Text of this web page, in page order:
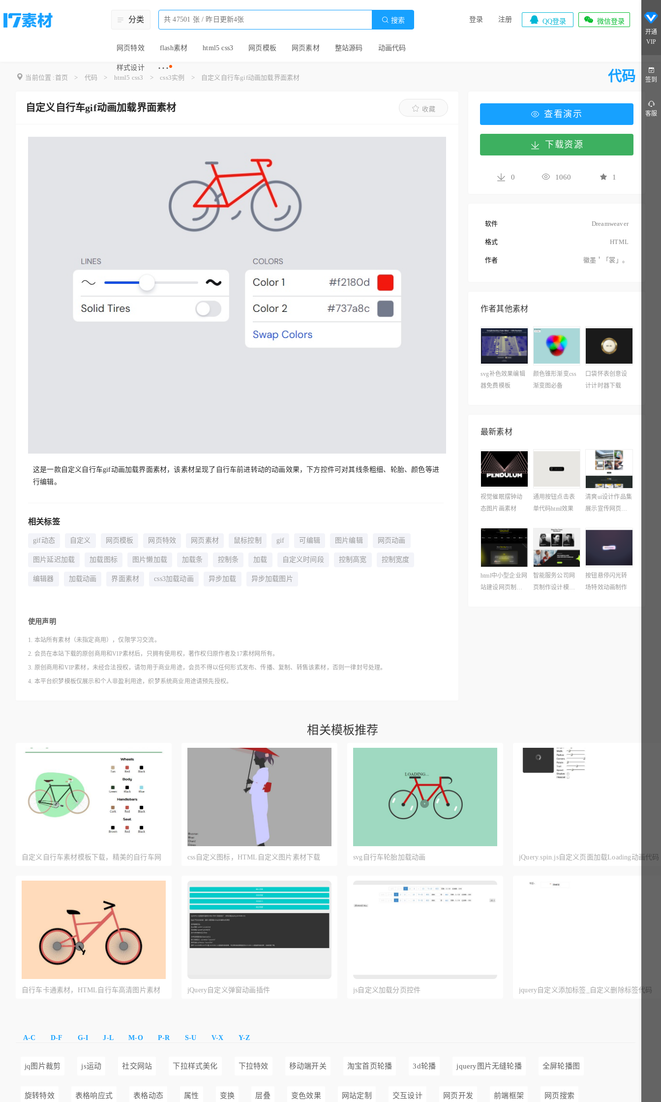
分类  搜索
网页特效 flash素材 html5 css3 网页模板 网页素材 整站源码 动画代码
样式设计 ···
登录 注册  QQ登录  微信登录
当前位置 :首页 > 代码 > html5 css3 > css3实例 > 自定义自行车gif动画加载界面素材 代码
自定义自行车gif动画加载界面素材 收藏
这是一款自定义自行车gif动画加载界面素材，该素材呈现了自行车前进转动的动画效果，下方控件可对其线条粗细、轮胎、颜色等进
行编辑。
相关标签
gif动态 自定义 网页模板 网页特效 网页素材 鼠标控制 gif 可编辑 图片编辑 网页动画
图片延迟加载 加载图标 图片懒加载 加载条 控制条 加载 自定义时间段 控制高宽 控制宽度
编辑器 加载动画 界面素材 css3加载动画 异步加载 异步加载图片
使用声明
1. 本站所有素材（未指定商用），仅限学习交流。
2. 会员在本站下载的原创商用和VIP素材后，只拥有使用权，著作权归原作者及17素材网所有。
3. 原创商用和VIP素材，未经合法授权，请勿用于商业用途，会员不得以任何形式发布、传播、复制、转售该素材，否则一律封号处理。
4. 本平台织梦模板仅展示和个人非盈利用途，织梦系统商业用途请预先授权。
查看演示
下载资源
0 1060 1
软件 Dreamweaver
格式 HTML
作者 徽墨＇「裳」。
作者其他素材
svg补色效果编辑
器免费模板
颜色锥形渐变css
渐变图必备
口袋怀表创意设
计计时器下载
最新素材
视觉催眠摆钟动
态图片画素材
通用按钮点击表
单代码html效果
清爽ui设计作品集
展示宣传网页制
html中小型企业网
站建设网页制作
智能服务公司网
页制作设计模板
按钮悬停闪光转
场特效动画制作
相关模板推荐
自定义自行车素材模板下载，精美的自行车网
页设计
css自定义图标，HTML自定义图片素材下载 svg自行车轮胎加载动画 jQuery.spin.js自定义页面加载Loading动画代码
自行车卡通素材，HTML自行车高清图片素材 jQuery自定义弹窗动画插件 js自定义加载分页控件 jquery自定义添加标签_自定义删除标签代码
A-C D-F G-I J-L M-O P-R S-U V-X Y-Z
jq图片裁剪 js运动 社交网站 下拉样式美化 下拉特效 移动端开关 淘宝首页轮播 3d轮播 jquery图片无缝轮播 全屏轮播图
旋转特效 表格响应式 表格动态 属性 变换 层叠 变色效果 网站定制 交互设计 网页开发 前端框架 网页搜索
开通
VIP
签到
客服